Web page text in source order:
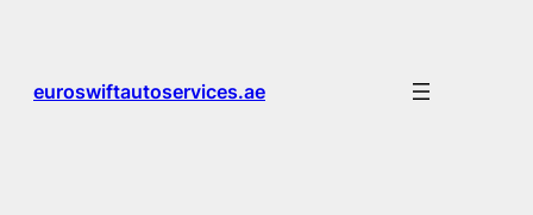
euroswiftautoservices.ae